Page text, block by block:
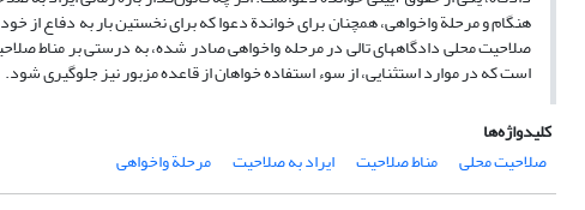
هنگام و مرحلة واخواهی، همچنان برای خواندة دعوا که برای نخستین بار به دفاع از
صلاحیت محلی دادگاههای تالی در مرحله واخواهی صادر شده، به درستی بر مناط
است که در موارد استثنایی، از سوء استفاده خواهان از قاعده مزبور نیز جلوگیری شود.
کلیدواژه‌ها
صلاحیت محلی
مناط صلاحیت ایراد به صلاحیت مرحلة واخواهی